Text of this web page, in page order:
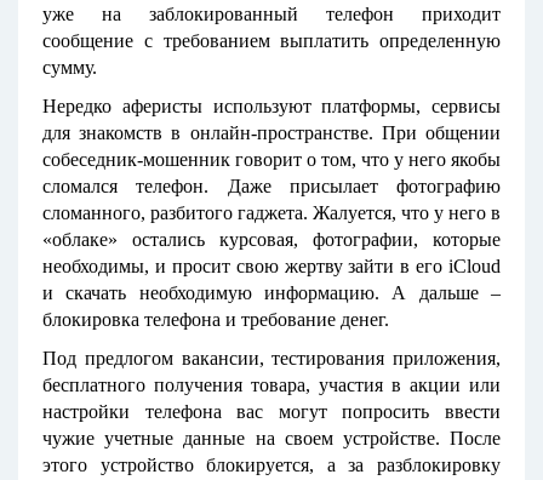
уже на заблокированный телефон приходит
сообщение с требованием выплатить определенную
сумму.
Нередко аферисты используют платформы, сервисы
для знакомств в онлайн-пространстве. При общении
собеседник-мошенник говорит о том, что у него якобы
сломался телефон. Даже присылает фотографию
сломанного, разбитого гаджета. Жалуется, что у него в
«облаке» остались курсовая, фотографии, которые
необходимы, и просит свою жертву зайти в его iCloud
и скачать необходимую информацию. А дальше –
блокировка телефона и требование денег.
Под предлогом вакансии, тестирования приложения,
бесплатного получения товара, участия в акции или
настройки телефона вас могут попросить ввести
чужие учетные данные на своем устройстве. После
этого устройство блокируется, а за разблокировку